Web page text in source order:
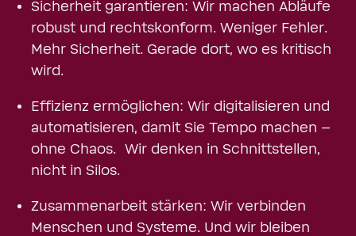
Sicherheit garantieren: Wir machen Abläufe
robust und rechtskonform. Weniger Fehler.
Mehr Sicherheit. Gerade dort, wo es kritisch
wird.
Effizienz ermöglichen: Wir digitalisieren und
automatisieren, damit Sie Tempo machen –
ohne Chaos. Wir denken in Schnittstellen,
nicht in Silos.
Zusammenarbeit stärken: Wir verbinden
Menschen und Systeme. Und wir bleiben